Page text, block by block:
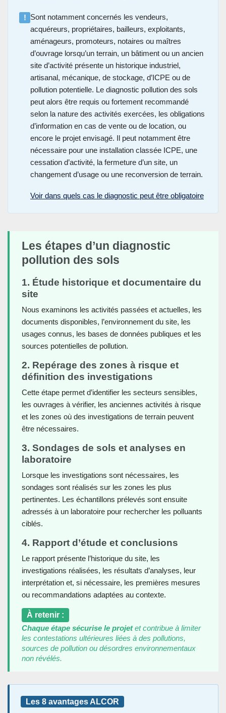
! Sont notamment concernés les vendeurs,
acquéreurs, propriétaires, bailleurs, exploitants,
aménageurs, promoteurs, notaires ou maîtres
d’ouvrage lorsqu’un terrain, un bâtiment ou un ancien
site d’activité présente un historique industriel,
artisanal, mécanique, de stockage, d’ICPE ou de
pollution potentielle. Le diagnostic pollution des sols
peut alors être requis ou fortement recommandé
selon la nature des activités exercées, les obligations
d’information en cas de vente ou de location, ou
encore le projet envisagé. Il peut notamment être
nécessaire pour une installation classée ICPE, une
cessation d’activité, la fermeture d’un site, un
changement d’usage ou une reconversion de terrain.
Voir dans quels cas le diagnostic peut être obligatoire
Les étapes d’un diagnostic
pollution des sols
1. Étude historique et documentaire du
site
Nous examinons les activités passées et actuelles, les
documents disponibles, l’environnement du site, les
usages connus, les bases de données publiques et les
sources potentielles de pollution.
2. Repérage des zones à risque et
définition des investigations
Cette étape permet d’identifier les secteurs sensibles,
les ouvrages à vérifier, les anciennes activités à risque
et les zones où des investigations de terrain peuvent
être nécessaires.
3. Sondages de sols et analyses en
laboratoire
Lorsque les investigations sont nécessaires, les
sondages sont réalisés sur les zones les plus
pertinentes. Les échantillons prélevés sont ensuite
adressés à un laboratoire pour rechercher les polluants
ciblés.
4. Rapport d’étude et conclusions
Le rapport présente l’historique du site, les
investigations réalisées, les résultats d’analyses, leur
interprétation et, si nécessaire, les premières mesures
ou recommandations adaptées au contexte.
À retenir :
Chaque étape sécurise le projetet contribue à limiter
les contestations ultérieures liées à des pollutions,
sources de pollution ou désordres environnementaux
non révélés.
Les 8 avantages ALCOR